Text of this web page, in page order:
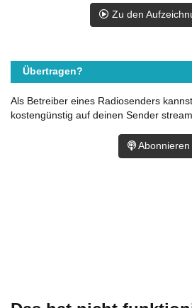
Zu den
Übertragen?
Als Betreiber eines Radiosenders
kostengünstig auf deinen Sender
Abonnieren